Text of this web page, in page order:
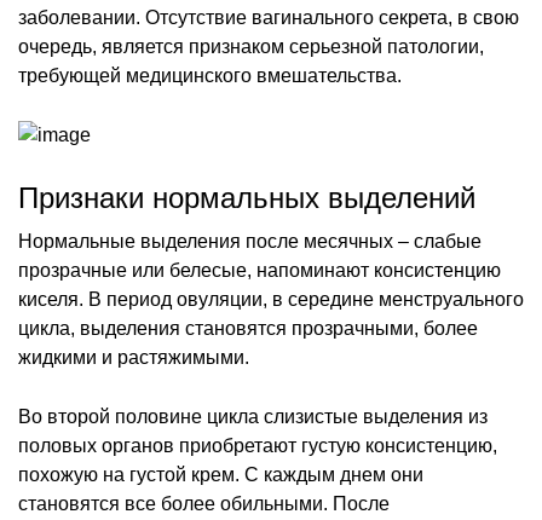
заболевании. Отсутствие вагинального секрета, в свою
очередь, является признаком серьезной патологии,
требующей медицинского вмешательства.
Признаки нормальных выделений
Нормальные выделения после месячных – слабые
прозрачные или белесые, напоминают консистенцию
киселя. В период овуляции, в середине менструального
цикла, выделения становятся прозрачными, более
жидкими и растяжимыми.
Во второй половине цикла слизистые выделения из
половых органов приобретают густую консистенцию,
похожую на густой крем. С каждым днем они
становятся все более обильными. После